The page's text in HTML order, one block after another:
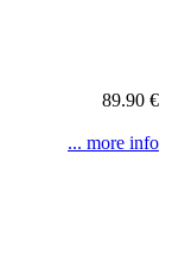
89.90 €
... more info